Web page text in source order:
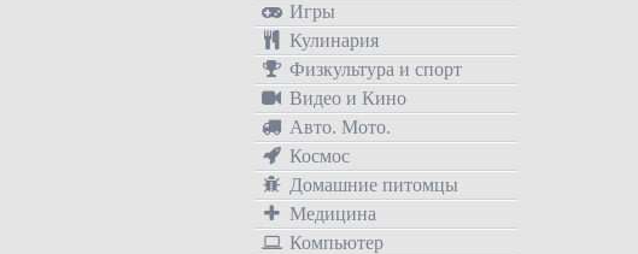
Игры
Кулинария
Физкультура и спорт
Видео и Кино
Авто. Мото.
Космос
Домашние питомцы
Медицина
Компьютер